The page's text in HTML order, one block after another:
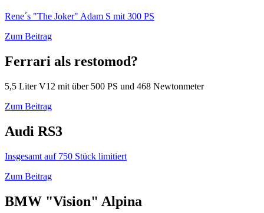
Rene´s "The Joker" Adam S mit 300 PS
Zum Beitrag
Ferrari als restomod?
5,5 Liter V12 mit über 500 PS und 468 Newtonmeter
Zum Beitrag
Audi RS3
Insgesamt auf 750 Stück limitiert
Zum Beitrag
BMW "Vision" Alpina